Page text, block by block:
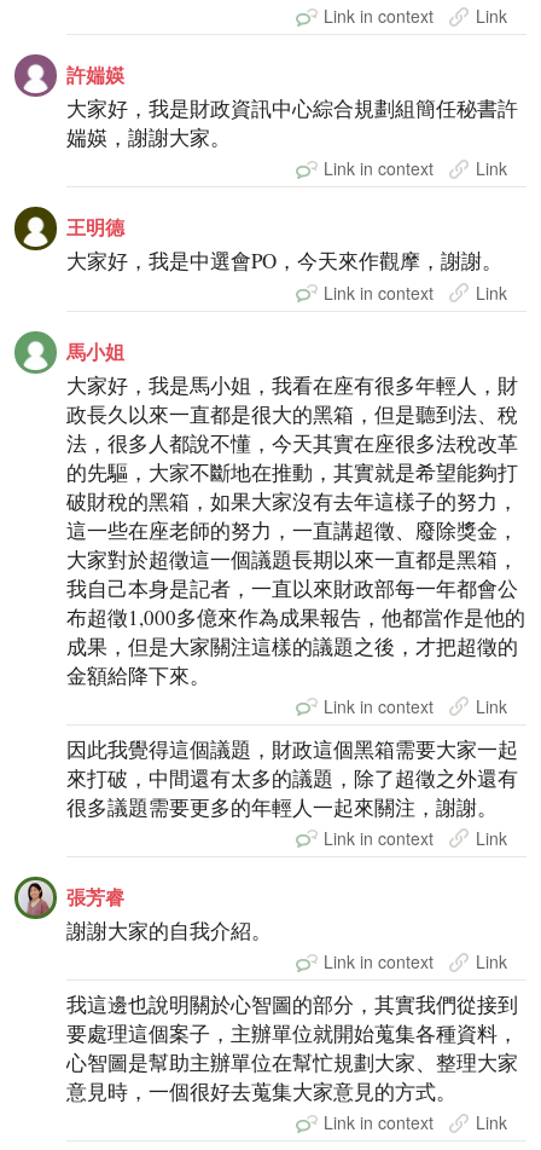
Link in context Link
許媏媖
大家好，我是財政資訊中心綜合規劃組簡任秘書許
媏媖，謝謝大家。
Link in context Link
王明德
大家好，我是中選會PO，今天來作觀摩，謝謝。
Link in context Link
馬小姐
大家好，我是馬小姐，我看在座有很多年輕人，財
政長久以來一直都是很大的黑箱，但是聽到法、稅
法，很多人都說不懂，今天其實在座很多法稅改革
的先驅，大家不斷地在推動，其實就是希望能夠打
破財稅的黑箱，如果大家沒有去年這樣子的努力，
這一些在座老師的努力，一直講超徵、廢除獎金，
大家對於超徵這一個議題長期以來一直都是黑箱，
我自己本身是記者，一直以來財政部每一年都會公
布超徵1,000多億來作為成果報告，他都當作是他的
成果，但是大家關注這樣的議題之後，才把超徵的
金額給降下來。
Link in context Link
因此我覺得這個議題，財政這個黑箱需要大家一起
來打破，中間還有太多的議題，除了超徵之外還有
很多議題需要更多的年輕人一起來關注，謝謝。
Link in context Link
張芳睿
謝謝大家的自我介紹。
Link in context Link
我這邊也說明關於心智圖的部分，其實我們從接到
要處理這個案子，主辦單位就開始蒐集各種資料，
心智圖是幫助主辦單位在幫忙規劃大家、整理大家
意見時，一個很好去蒐集大家意見的方式。
Link in context Link